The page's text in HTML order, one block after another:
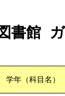
書館
学年（科目名）